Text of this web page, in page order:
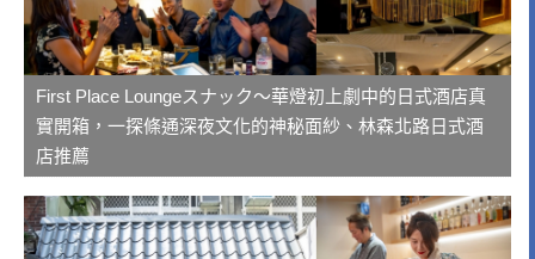
First Place Loungeスナック～華燈初上劇中的日式酒店真
實開箱，一探條通深夜文化的神秘面紗、林森北路日式酒
店推薦